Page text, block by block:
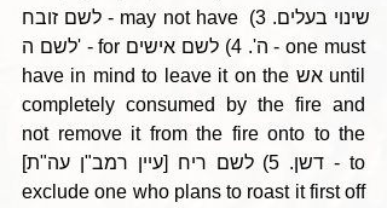
לשם זובח - may not have שינוי בעלים. 3)
לשם ה' - for ה'. 4) לשם אישים - one must
have in mind to leave it on the אש until
completely consumed by the fire and
not remove it from the fire onto to the
[עיין רמב"ן עה"ת] דשן. 5) לשם ריח - to
exclude one who plans to roast it first off